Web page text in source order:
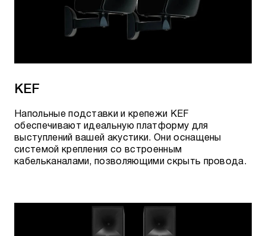
KEF
Напольные подставки и крепежи KEF
обеспечивают идеальную платформу для
выступлений вашей акустики. Они оснащены
системой крепления со встроенным
кабельканалами, позволяющими скрыть провода.​